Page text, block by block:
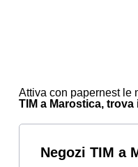
Attiva con papernest le
TIM a Marostica,
Negozi TIM a